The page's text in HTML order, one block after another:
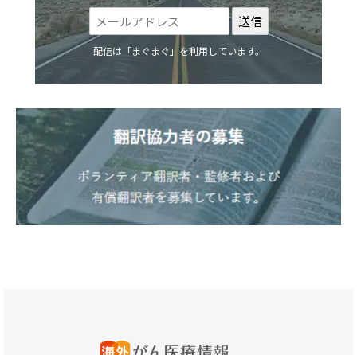
配信は「まぐまぐ」を利用しています。